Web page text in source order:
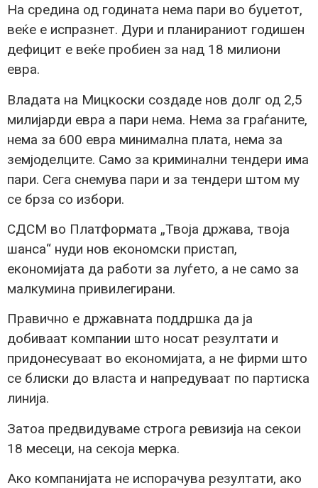
На средина од годината нема пари во буџетот,
веќе е испразнет. Дури и планираниот годишен
дефицит е веќе пробиен за над 18 милиони
евра.
Владата на Мицкоски создаде нов долг од 2,5
милијарди евра а пари нема. Нема за граѓаните,
нема за 600 евра минимална плата, нема за
земјоделците. Само за криминални тендери има
пари. Сега снемува пари и за тендери штом му
се брза со избори.
СДСМ во Платформата „Твоја држава, твоја
шанса“ нуди нов економски пристап,
економијата да работи за луѓето, а не само за
малкумина привилегирани.
Правично е државната поддршка да ја
добиваат компании што носат резултати и
придонесуваат во економијата, а не фирми што
се блиски до власта и напредуваат по партиска
линија.
Затоа предвидуваме строга ревизија на секои
18 месеци, на секоја мерка.
Ако компанијата не испорачува резултати, ако